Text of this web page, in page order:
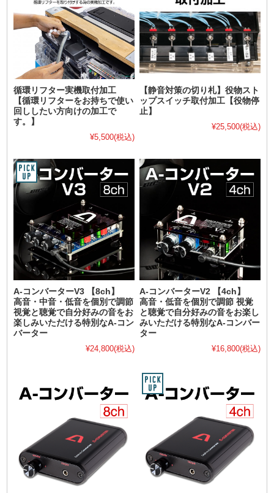
循環リフター実機取付加工
【循環リフターをお持ちで使い
回ししたい方向けの加工で
す。】
¥5,500(税込)
【静音対策の切り札】役物スト
ップスイッチ取付加工【役物停
止】
¥25,500(税込)
A-コンバーターV3 【8ch】
高音・中音・低音を個別で調節
視覚と聴覚で自分好みの音をお
楽しみいただける特別なA-コン
バーター
¥24,800(税込)
A-コンバーターV2 【4ch】
高音・低音を個別で調節 視覚
と聴覚で自分好みの音をお楽し
みいただける特別なA-コンバー
ター
¥16,800(税込)